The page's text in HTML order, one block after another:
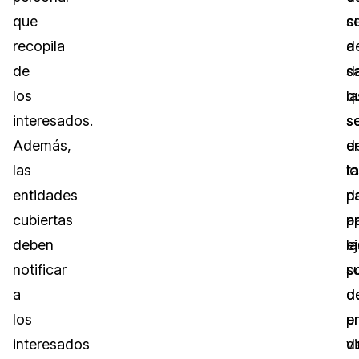
que
recopila
de
los
interesados.
Además,
las
entidades
cubiertas
deben
notificar
a
los
interesados
a